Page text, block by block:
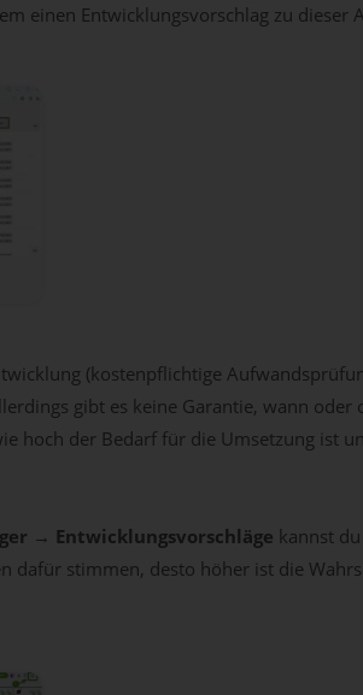
einen Entwicklungsvorschlag zu dieser
(kostenpflichtige
gibt es keine Garantie, wann
hoch der Bedarf für die Umsetzung ist
→ Entwicklungsvorschläge kannst
dafür stimmen, desto höher ist die